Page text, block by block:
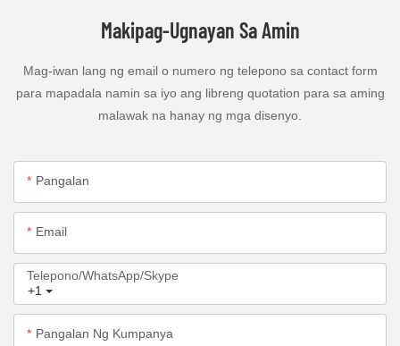
Makipag-Ugnayan Sa Amin
Mag-iwan lang ng email o numero ng telepono sa contact form
para mapadala namin sa iyo ang libreng quotation para sa aming
malawak na hanay ng mga disenyo.
Pangalan
Email
+1
Telepono/WhatsApp/Skype
Pangalan Ng Kumpanya